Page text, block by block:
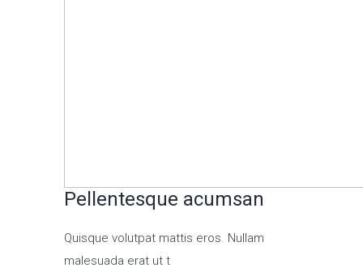
Pellentesque acumsan
Quisque volutpat mattis eros. Nullam
malesuada erat ut t